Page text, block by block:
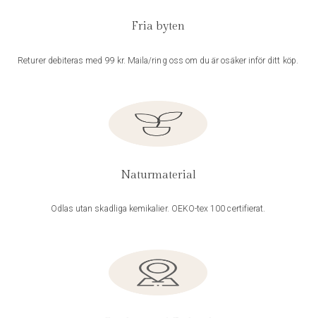
Fria byten
Returer debiteras med 99 kr. Maila/ring oss om du är osäker inför ditt köp.
Naturmaterial
Odlas utan skadliga kemikalier. OEKO-tex 100 certifierat.